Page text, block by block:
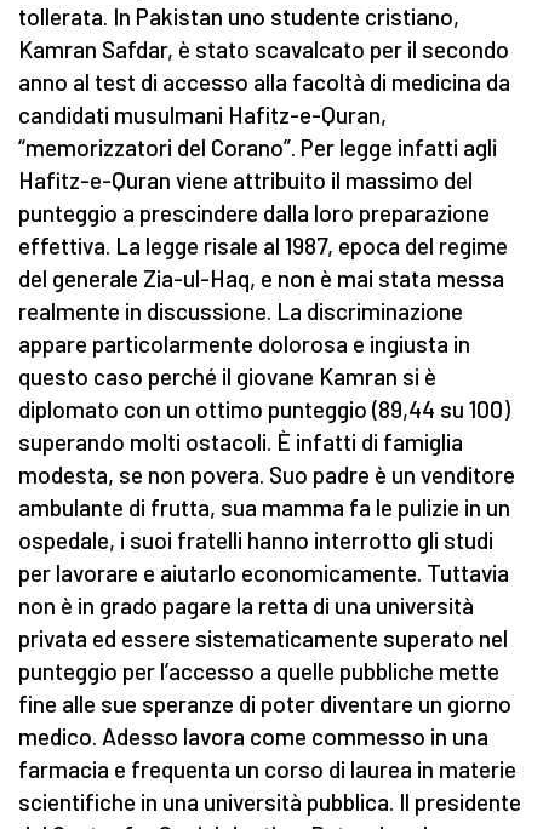
tollerata. In Pakistan uno studente cristiano,
Kamran Safdar, è stato scavalcato per il secondo
anno al test di accesso alla facoltà di medicina da
candidati musulmani Hafitz-e-Quran,
“memorizzatori del Corano”. Per legge infatti agli
Hafitz-e-Quran viene attribuito il massimo del
punteggio a prescindere dalla loro preparazione
effettiva. La legge risale al 1987, epoca del regime
del generale Zia-ul-Haq, e non è mai stata messa
realmente in discussione. La discriminazione
appare particolarmente dolorosa e ingiusta in
questo caso perché il giovane Kamran si è
diplomato con un ottimo punteggio (89,44 su 100)
superando molti ostacoli. È infatti di famiglia
modesta, se non povera. Suo padre è un venditore
ambulante di frutta, sua mamma fa le pulizie in un
ospedale, i suoi fratelli hanno interrotto gli studi
per lavorare e aiutarlo economicamente. Tuttavia
non è in grado pagare la retta di una università
privata ed essere sistematicamente superato nel
punteggio per l’accesso a quelle pubbliche mette
fine alle sue speranze di poter diventare un giorno
medico. Adesso lavora come commesso in una
farmacia e frequenta un corso di laurea in materie
scientifiche in una università pubblica. Il presidente